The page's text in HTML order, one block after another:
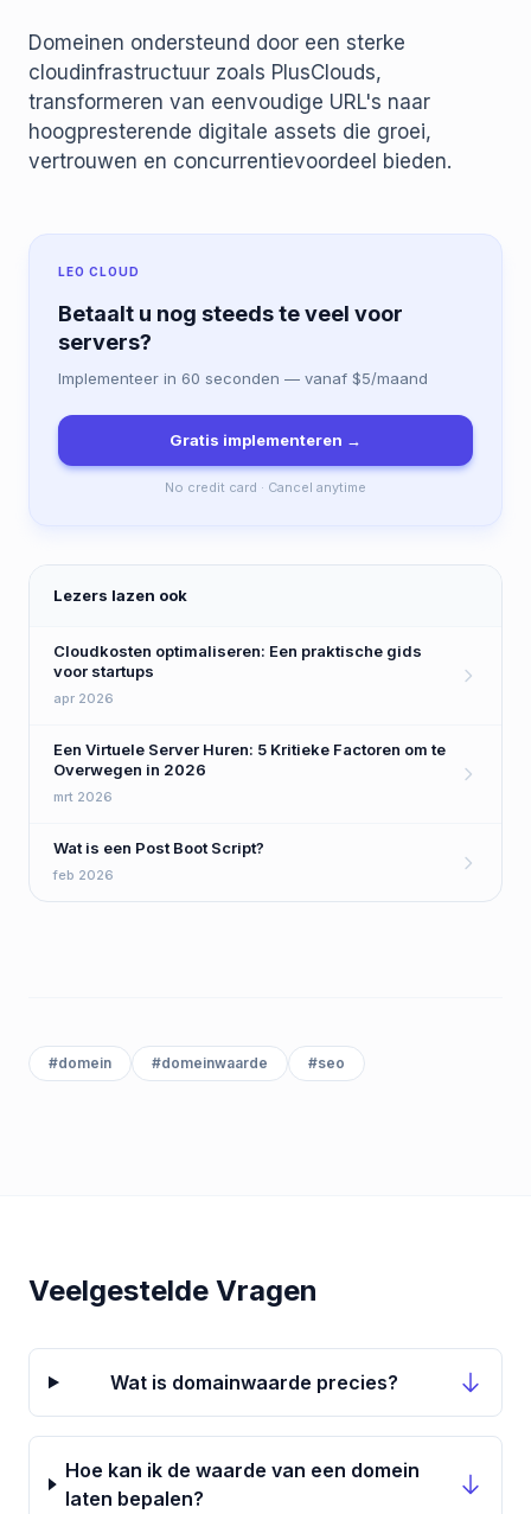
Domeinen ondersteund door een sterke
cloudinfrastructuur zoals PlusClouds,
transformeren van eenvoudige URL's naar
hoogpresterende digitale assets die groei,
vertrouwen en concurrentievoordeel bieden.
LEO CLOUD
Betaalt u nog steeds te veel voor
servers?
Implementeer in 60 seconden — vanaf $5/maand
Gratis implementeren →
No credit card · Cancel anytime
Lezers lazen ook
Cloudkosten optimaliseren: Een praktische gids
voor startups
apr 2026
Een Virtuele Server Huren: 5 Kritieke Factoren om te
Overwegen in 2026
mrt 2026
Wat is een Post Boot Script?
feb 2026
#domein #domeinwaarde #seo
Veelgestelde Vragen
Wat is domainwaarde precies?
Hoe kan ik de waarde van een domein
laten bepalen?